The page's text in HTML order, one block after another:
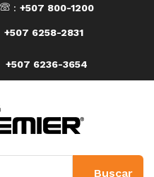
: +507 800-1200
+507 6258-2831
+507 6236-3654